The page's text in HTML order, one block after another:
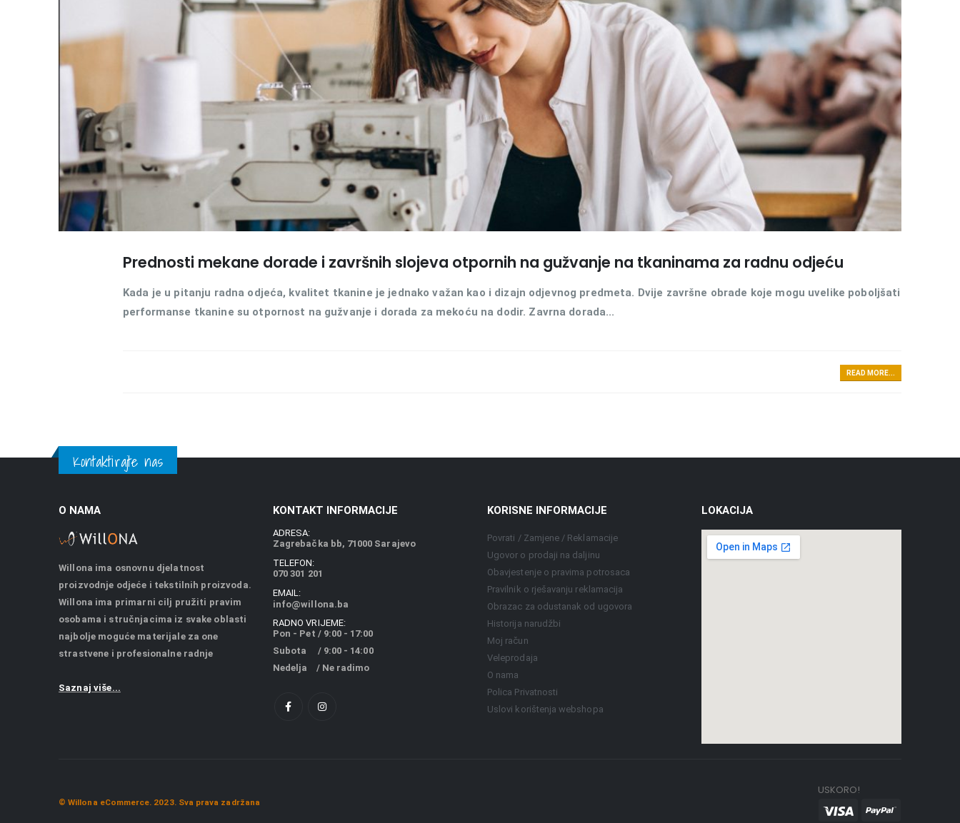
Prednosti mekane dorade i završnih slojeva otpornih na gužvanje na tkaninama za radnu odjeću
Kada je u pitanju radna odjeća, kvalitet tkanine je jednako važan kao i dizajn odjevnog predmeta. Dvije završne obrade koje mogu uvelike poboljšati
performanse tkanine su otpornost na gužvanje i dorada za mekoću na dodir. Zavrna dorada...
READ MORE...
Kontaktirajte nas
O NAMA
Willona ima osnovnu djelatnost
proizvodnje odjeće i tekstilnih proizvoda.
Willona ima primarni cilj pružiti pravim
osobama i stručnjacima iz svake oblasti
najbolje moguće materijale za one
strastvene i profesionalne radnje
Saznaj više...
KONTAKT INFORMACIJE
ADRESA:
Zagrebačka bb, 71000 Sarajevo
TELEFON:
070 301 201
EMAIL:
info@willona.ba
RADNO VRIJEME:
Pon - Pet / 9:00 - 17:00
Subota / 9:00 - 14:00
Nedelja / Ne radimo
KORISNE INFORMACIJE
Povrati / Zamjene / Reklamacije
Ugovor o prodaji na daljinu
Obavjestenje o pravima potrosaca
Pravilnik o rješavanju reklamacija
Obrazac za odustanak od ugovora
Historija narudžbi
Moj račun
Veleprodaja
O nama
Polica Privatnosti
Uslovi korištenja webshopa
LOKACIJA
© Willona eCommerce. 2023. Sva prava zadržana
USKORO!